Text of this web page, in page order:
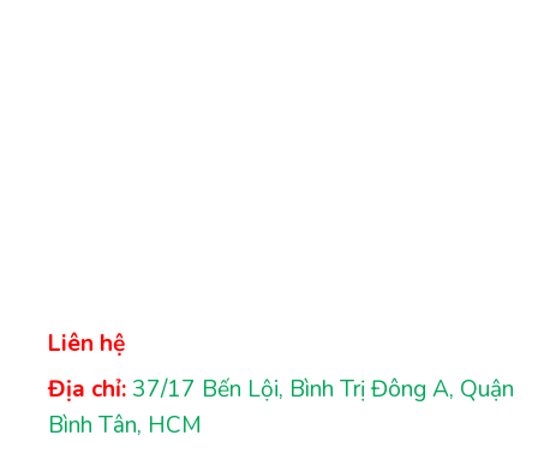
Liên hệ
Địa chỉ: 37/17 Bến Lội, Bình Trị Đông A, Quận
Bình Tân, HCM